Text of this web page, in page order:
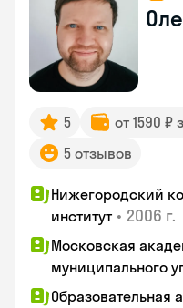
5 от 1590 ₽
5 отзывов
Нижегородский
институт • 2006 г.
Московская
муниципального
Образовательная